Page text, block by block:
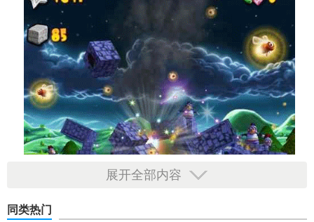
展开全部内容
同类热门